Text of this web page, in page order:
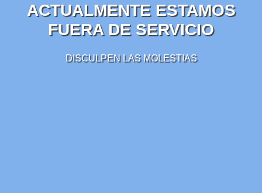
ACTUALMENTE ESTAMOS
FUERA DE SERVICIO
DISCULPEN LAS MOLESTIAS